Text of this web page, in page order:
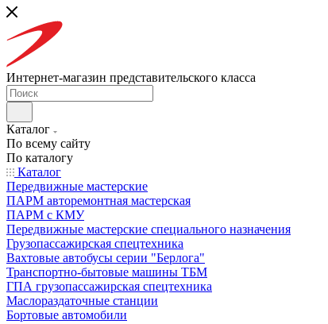
Интернет-магазин представительского класса
Каталог
По всему сайту
По каталогу
Каталог
Передвижные мастерские
ПАРМ авторемонтная мастерская
ПАРМ с КМУ
Передвижные мастерские специального назначения
Грузопассажирская спецтехника
Вахтовые автобусы серии "Берлога"
Транспортно-бытовые машины ТБМ
ГПА грузопассажирская спецтехника
Маслораздаточные станции
Бортовые автомобили